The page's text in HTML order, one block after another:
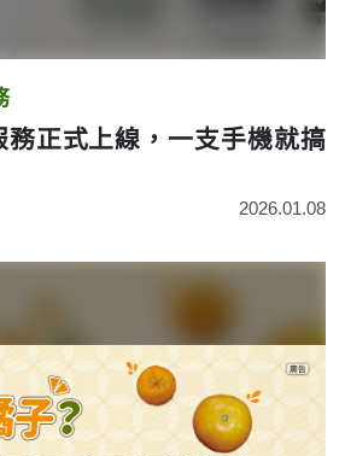
務正式上線，一支手機就搞
2026.01.08